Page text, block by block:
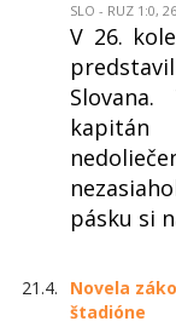
SLO - RUZ 1:0,
V 26.
pásku si
21.4.
Novela
štadióne